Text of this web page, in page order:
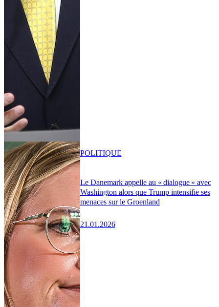
Le Danemark appelle au « dialogue » avec
Washington alors que Trump intensifie ses
menaces sur le Groenland
21.01.2026
POLITIQUE